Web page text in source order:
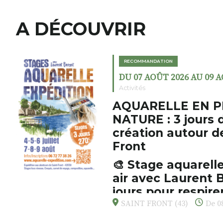
A DÉCOUVRIR
RECOMMANDATION
DU 07 AOÛT 2026 AU 09
Activités
AQUARELLE EN
NATURE : 3 jours
création autour
Front
🎨 Stage
air avec Laurent
jours pour
s’émerveiller
SAINT FRONT (43) De